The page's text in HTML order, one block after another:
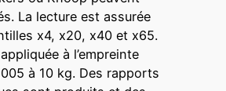
La lecture est assurée
x4, x20, x40 et x65.
à l’empreinte
à 10 kg. Des rapports